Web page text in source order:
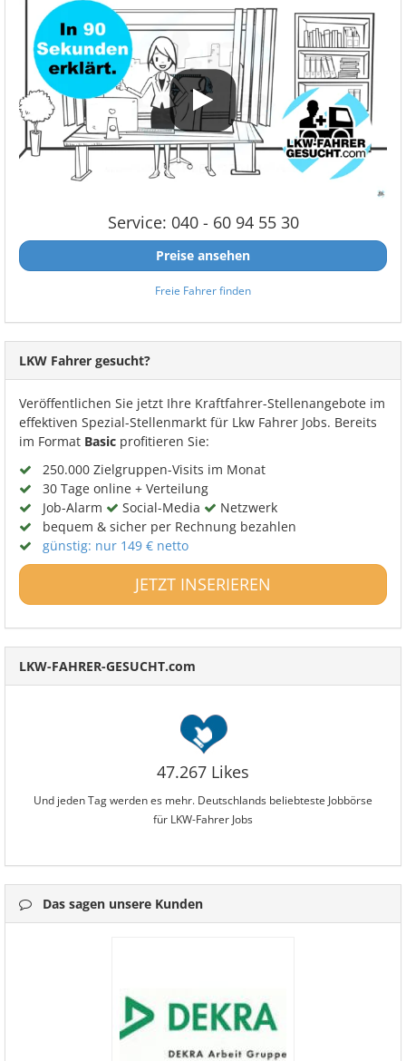
Service: 040 - 60 94 55 30
Preise ansehen
Freie Fahrer finden
LKW Fahrer gesucht?
Veröffentlichen Sie jetzt Ihre Kraftfahrer-Stellenangebote im
effektiven Spezial-Stellenmarkt für Lkw Fahrer Jobs. Bereits
im Format Basic profitieren Sie:
250.000 Zielgruppen-Visits im Monat
30 Tage online + Verteilung
Job-Alarm
Social-Media
Netzwerk
bequem & sicher per Rechnung bezahlen
günstig: nur 149 € netto
JETZT INSERIEREN
LKW-FAHRER-GESUCHT.com
47.267 Likes
Und jeden Tag werden es mehr. Deutschlands beliebteste Jobbörse
für LKW-Fahrer Jobs
Das sagen unsere Kunden